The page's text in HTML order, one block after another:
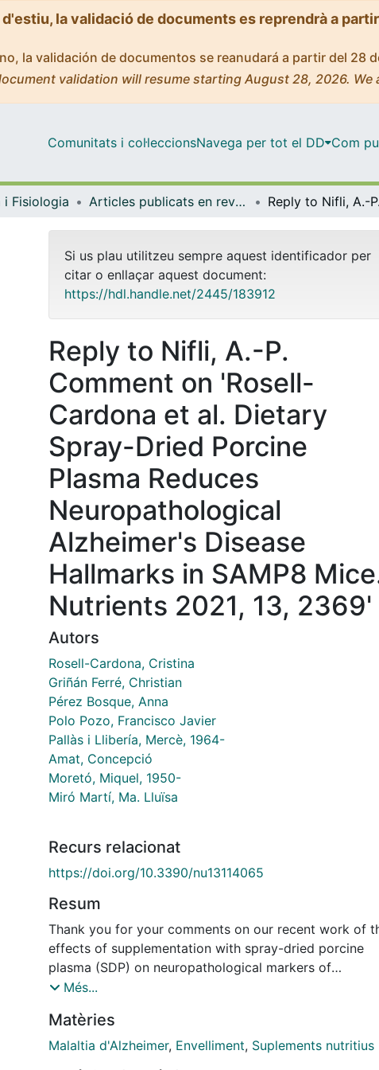
la validació de documents es reprendrà a
la validación de documentos se reanudará a partir del 28
validation will resume starting August 28, 2026.
Comunitats i col·leccionsNavega per tot el DD Com
i Fisiologia Articles publicats en revistes (Bioquímica i Fisiologia)
Si us plau utilitzeu sempre aquest identificador per
citar o enllaçar aquest document:
https://hdl.handle.net/2445/183912
Reply to Nifli, A.-P.
Comment on 'Rosell-
Cardona et al. Dietary
Spray-Dried Porcine
Plasma Reduces
Neuropathological
Alzheimer's Disease
Hallmarks in SAMP8
Nutrients 2021, 13, 2369'
Autors
Rosell-Cardona, Cristina
Griñán Ferré, Christian
Pérez Bosque, Anna
Polo Pozo, Francisco Javier
Pallàs i Llibería, Mercè, 1964-
Amat, Concepció
Moretó, Miquel, 1950-
Miró Martí, Ma. Lluïsa
Recurs relacionat
https://doi.org/10.3390/nu13114065
Resum
Thank you for your comments on our recent work of
effects of supplementation with spray-dried porcine
plasma (SDP) on neuropathological markers of
Alzheimer's disease (AD) [1]. The author widely
countries and its use in different periods of age, but we
would like to point out that SDP is a plasma product,
Més...
Matèries
Malaltia d'Alzheimer, Envelliment, Suplements nutritius